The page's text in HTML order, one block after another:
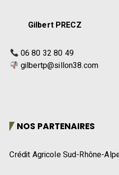
Gilbert PRECZ
06 80 32 80 49
gilbertp@sillon38.com
NOS PARTENAIRES
Crédit Agricole Sud-Rhône-